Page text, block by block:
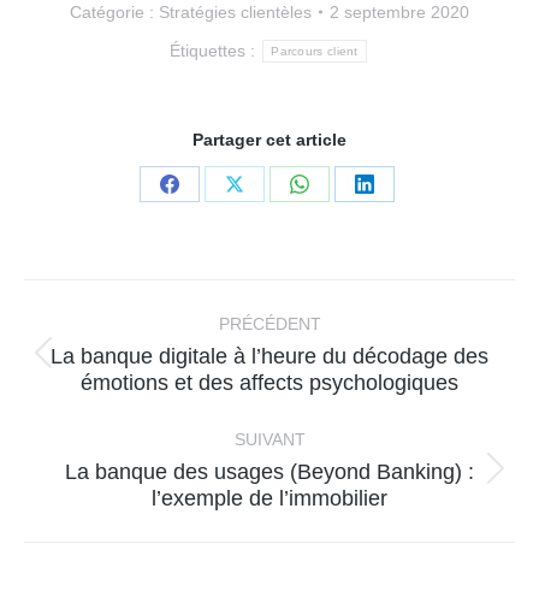
Catégorie : Stratégies clientèles 2 septembre 2020
Étiquettes : Parcours client
Partager cet article
PartagerPartagerPartagerPartager
PRÉCÉDENT
Article
précédent
La banque digitale à l’heure du décodage des
émotions et des affects psychologiques
SUIVANT
Article
suivant
La banque des usages (Beyond Banking) :
l’exemple de l’immobilier